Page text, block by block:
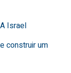
Israel
construir um